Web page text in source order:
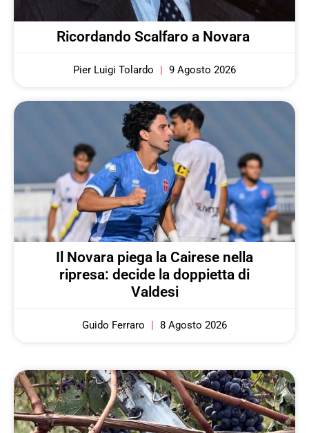
Ricordando Scalfaro a Novara
Pier Luigi Tolardo 9 Agosto 2026
Il Novara piega la Cairese nella
ripresa: decide la doppietta di
Valdesi
Guido Ferraro 8 Agosto 2026